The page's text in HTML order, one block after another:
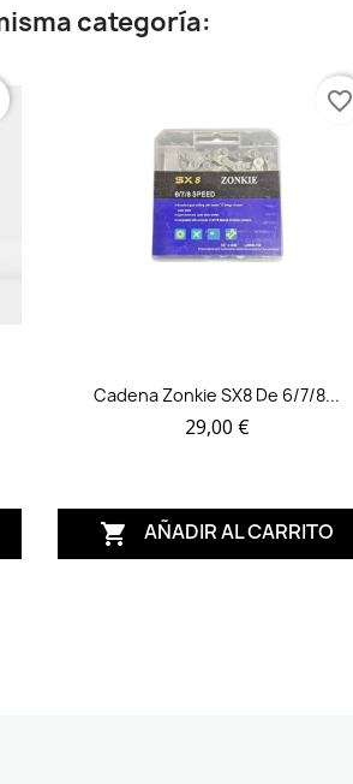
categoría:
Cadena Zonkie SX8 De 6/7/8...
29,00 €
 AÑADIR AL CARRITO
favorite_border